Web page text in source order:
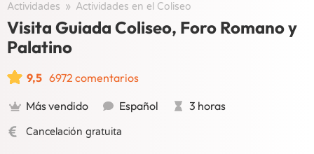
Actividades / Actividades en el Coliseo
Visita Guiada Coliseo, Foro Romano y
Palatino
9,5 6972 comentarios
Más vendido
Español 3 horas
Cancelación gratuita